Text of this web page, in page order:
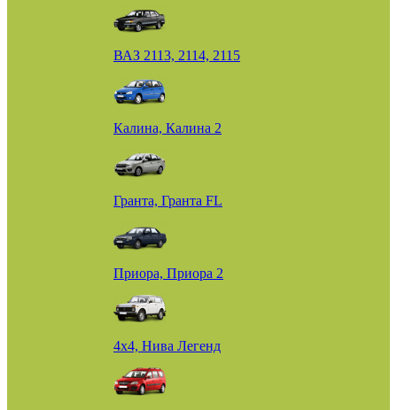
ВАЗ 2113, 2114, 2115
Калина, Калина 2
Гранта, Гранта FL
Приора, Приора 2
4х4, Нива Легенд